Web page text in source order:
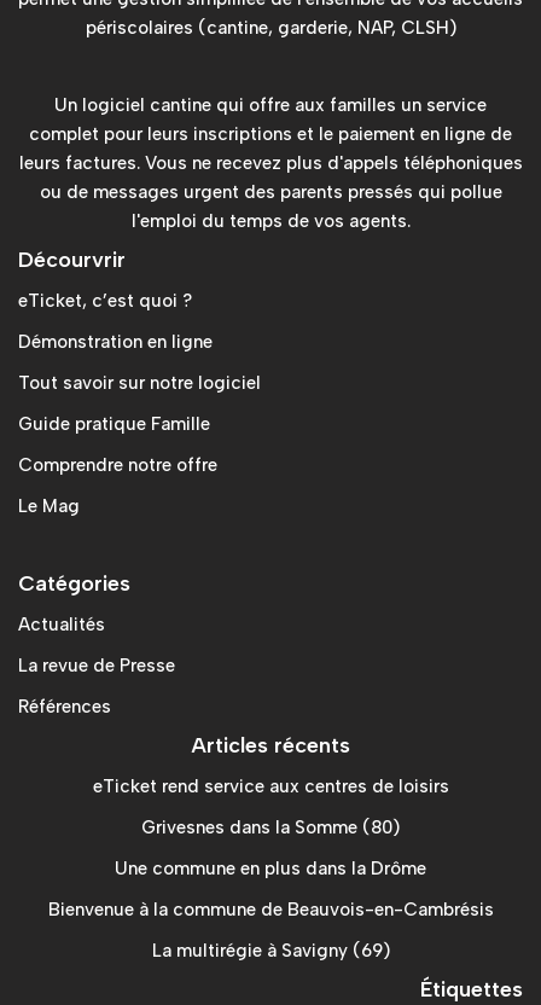
périscolaires (cantine, garderie, NAP, CLSH)
Un logiciel cantine qui offre aux familles un service
complet pour leurs inscriptions et le paiement en ligne de
leurs factures. Vous ne recevez plus d'appels téléphoniques
ou de messages urgent des parents pressés qui pollue
l'emploi du temps de vos agents.
Décourvrir
eTicket, c’est quoi ?
Démonstration en ligne
Tout savoir sur notre logiciel
Guide pratique Famille
Comprendre notre offre
Le Mag
Catégories
Actualités
La revue de Presse
Références
Articles récents
eTicket rend service aux centres de loisirs
Grivesnes dans la Somme (80)
Une commune en plus dans la Drôme
Bienvenue à la commune de Beauvois-en-Cambrésis
La multirégie à Savigny (69)
Étiquettes